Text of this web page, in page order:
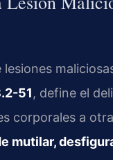
51, define el
corporales a
mutilar,